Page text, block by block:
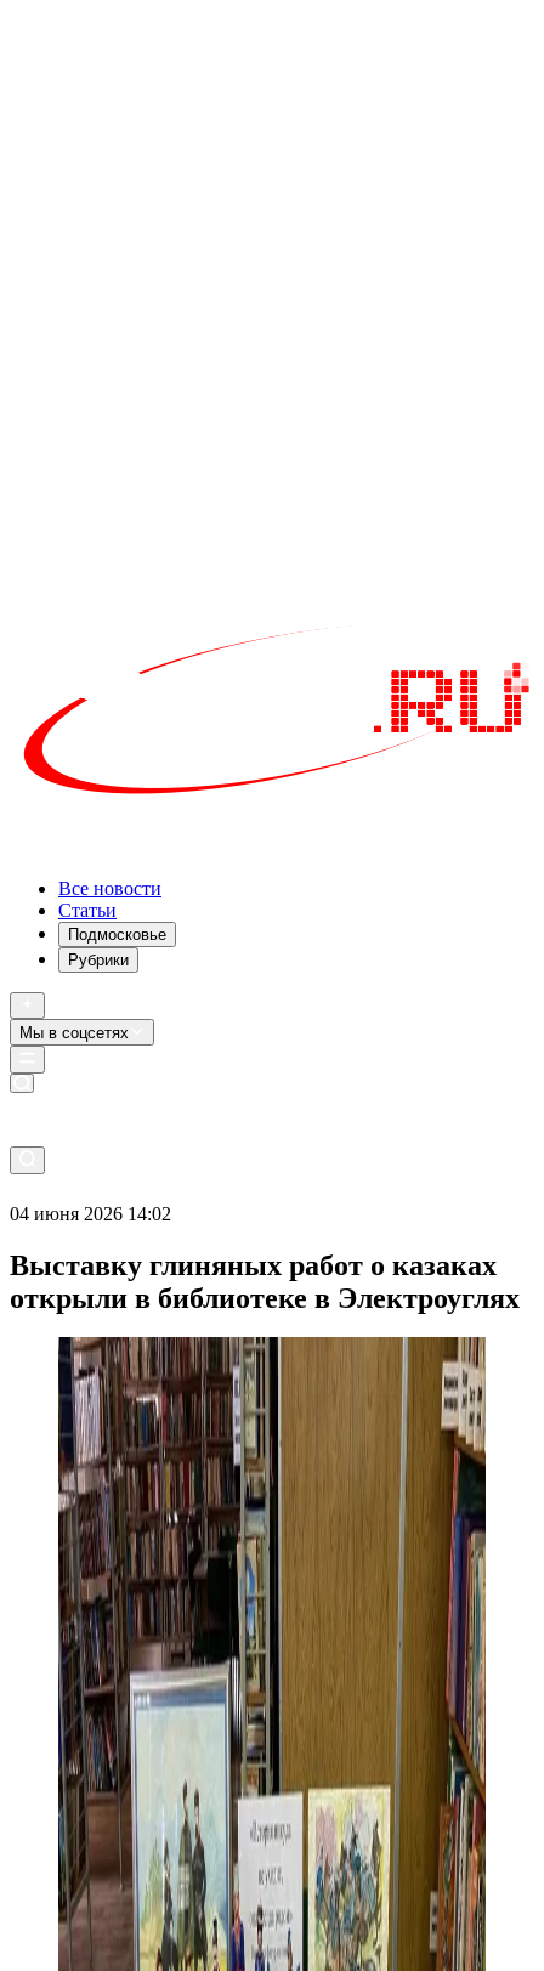
Все новости
Статьи
Подмосковье
Рубрики
Мы в соцсетях
04 июня 2026 14:02
Выставку глиняных работ о казаках
открыли в библиотеке в Электроуглях